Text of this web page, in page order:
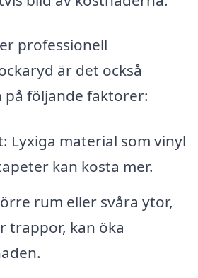
professionell
är det också
följande faktorer:
Lyxiga material som vinyl
kan kosta mer.
rum eller svåra ytor,
trappor, kan öka